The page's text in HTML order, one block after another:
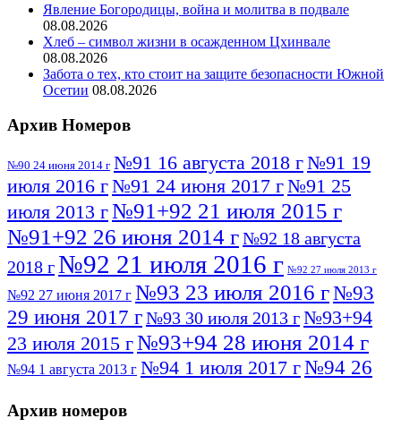
Явление Богородицы, война и молитва в подвале
08.08.2026
Хлеб – символ жизни в осажденном Цхинвале
08.08.2026
Забота о тех, кто стоит на защите безопасности Южной
Осетии 08.08.2026
Архив Номеров
№90 24 июня 2014 г №91 16 августа 2018 г№91 19
июля 2016 г№91 24 июня 2017 г№91 25
июля 2013 г№91+92 21 июля 2015 г
№91+92 26 июня 2014 г№92 18 августа
2018 г№92 21 июля 2016 г №92 27 июля 2013 г
№92 27 июня 2017 г №93 23 июля 2016 г№93
29 июня 2017 г№93 30 июля 2013 г№93+94
23 июля 2015 г№93+94 28 июня 2014 г
№94 1 августа 2013 г №94 1 июля 2017 г№94 26
№95 7 августа 2012 г
Архив номеров